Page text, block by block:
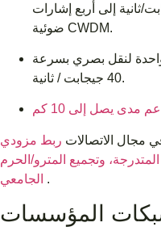
بسرعة 10.3125 جيجابت/ثانية إلى أربع إشارات
ضوئية CWDM.
لنقل بصري بسرعة
40 جيجابت / ثانية.
مجال الاتصالات ربط مزودي
وتجميع المترو/الحرم
.
المؤسسات